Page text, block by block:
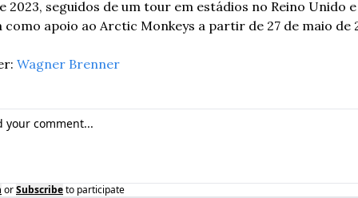
2023, seguidos de um tour em estádios no Reino Unido
como apoio ao Arctic Monkeys a partir de 27 de maio de
Wagner Brenner
orSubscribeto participate